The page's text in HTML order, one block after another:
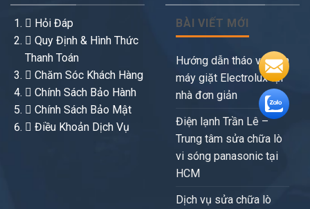
Hỏi Đáp
Quy Định & Hình Thức
Thanh Toán
Chăm Sóc Khách Hàng
Chính Sách Bảo Hành
Chính Sách Bảo Mật
Điều Khoản Dịch Vụ
BÀI VIẾT MỚI
Hướng dẫn tháo vệ sinh
máy giặt Electrolux tại
nhà đơn giản
Điện lạnh Trần Lê –
Trung tâm sửa chữa lò
vi sóng panasonic tại
HCM
Dịch vụ sửa chữa lò